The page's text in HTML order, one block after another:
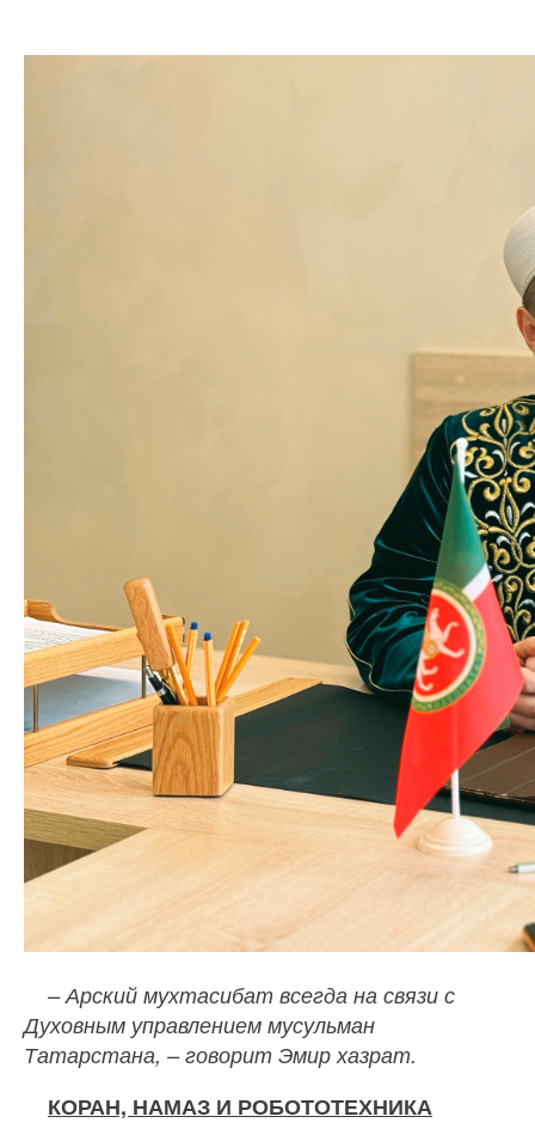
– Арский мухтасибат всегда на связи с
Духовным управлением мусульман
Татарстана, – говорит Эмир хазрат.
КОРАН, НАМАЗ И РОБОТОТЕХНИКА